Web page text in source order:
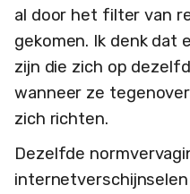
al door het filter van
gekomen. Ik denk dat
zijn die zich op
wanneer ze
zich richten.
Dezelfde
internetverschijnselen